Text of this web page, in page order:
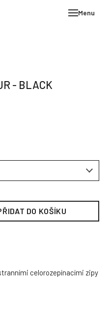
Menu
- BLACK
DO KOŠÍKU
celorozepínacími zipy